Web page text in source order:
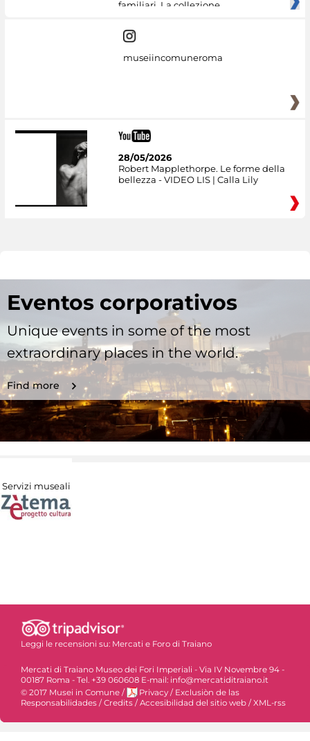
familiari. La collezione
museiincomuneroma
28/05/2026
Robert Mapplethorpe. Le forme della
bellezza - VIDEO LIS | Calla Lily
Eventos corporativos
Unique events in some of the most
extraordinary places in the world.
Find more
Servizi museali
Leggi le recensioni su: Mercati e Foro di Traiano
Mercati di Traiano Museo dei Fori Imperiali - Via IV Novembre 94 -
00187 Roma - Tel. +39 060608 E-mail: info@mercatiditraiano.it
© 2017 Musei in Comune / Privacy / Exclusiòn de las
Responsabilidades / Credits / Accesibilidad del sitio web / XML-rss